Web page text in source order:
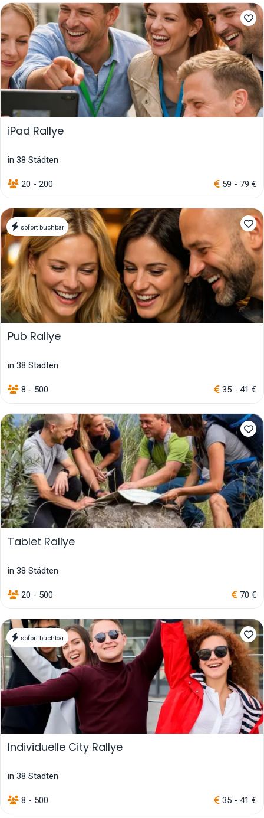
iPad Rallye
in 38 Städten
20 - 200 59 - 79 €
sofort buchbar
Pub Rallye
in 38 Städten
8 - 500 35 - 41 €
Tablet Rallye
in 38 Städten
20 - 500 70 €
sofort buchbar
Individuelle City Rallye
in 38 Städten
8 - 500 35 - 41 €